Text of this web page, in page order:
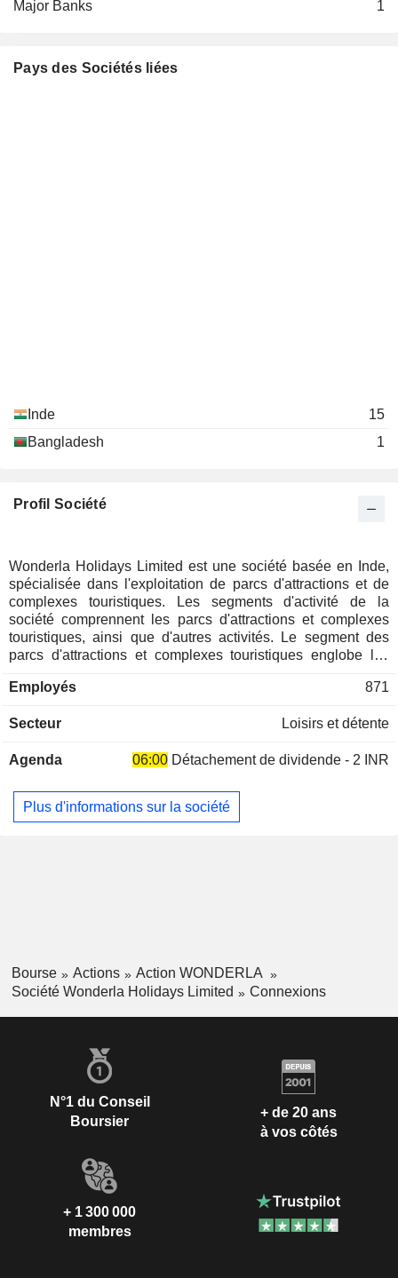
Major Banks
1
Pays des Sociétés liées
Inde
15
Bangladesh
1
Profil Société
Wonderla Holidays Limited est une société basée en Inde,
spécialisée dans l'exploitation de parcs d'attractions et de
complexes touristiques. Les segments d'activité de la
société comprennent les parcs d'attractions et complexes
touristiques, ainsi que d'autres activités. Le segment des
parcs d'attractions et complexes touristiques englobe les
connexes. Les autres segments comprennent la vente de
d'autres produits. La société exploite quatre parcs
Bhubaneswar, sous la marque Wonderla. Elle propose des
Ses manèges à sensations fortes comprennent le Recoil,
l'Equinox, la Tarantula et le Wonderla Bamba. Ses
Employés 871
Secteur Loisirs et détente
Agenda 06:00 Détachement de dividende - 2 INR
Plus d'informations sur la société
Bourse Actions
Action WONDERLA
Société Wonderla Holidays Limited
Connexions
N°1 du Conseil
Boursier
+ de 20 ans
à vos côtés
+ 1 300 000
membres